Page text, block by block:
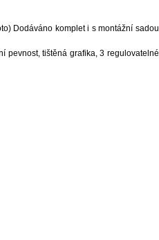
Dodáváno komplet i s montážní sadou
pevnost, tištěná grafika, 3 regulovatelné